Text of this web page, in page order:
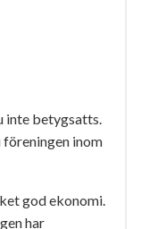
inte betygsatts.
föreningen inom
god ekonomi.
har